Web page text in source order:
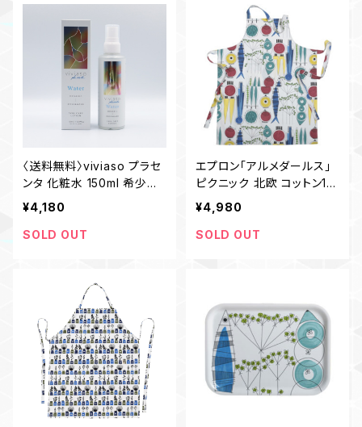
〈送料無料〉viviaso プラセ
ンタ 化粧水 150ml 希少
３％ ナノフィルター製法 無
添加 国産
¥4,180
SOLD OUT
エプロン「アルメダールス」
ピクニック 北欧 コットン10
0％ おしゃれ
¥4,980
SOLD OUT